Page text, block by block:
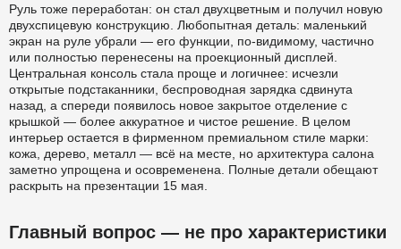
Руль тоже переработан: он стал двухцветным и получил новую
двухспицевую конструкцию. Любопытная деталь: маленький
экран на руле убрали — его функции, по-видимому, частично
или полностью перенесены на проекционный дисплей.
Центральная консоль стала проще и логичнее: исчезли
открытые подстаканники, беспроводная зарядка сдвинута
назад, а спереди появилось новое закрытое отделение с
крышкой — более аккуратное и чистое решение. В целом
интерьер остается в фирменном премиальном стиле марки:
кожа, дерево, металл — всё на месте, но архитектура салона
заметно упрощена и осовременена. Полные детали обещают
раскрыть на презентации 15 мая.
Главный вопрос — не про характеристики